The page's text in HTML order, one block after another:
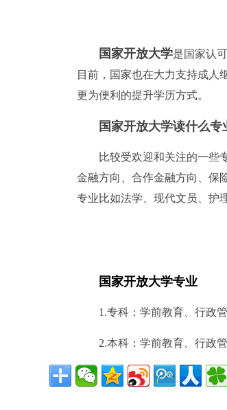
国家开放大学是国家认
目前，国家也在大力支持成人
更为便利的提升学历方式。
国家开放大学读什么专
比较受欢迎和关注的一些
金融方向、合作金融方向、保
专业比如法学、现代文员、护
国家开放大学专业
1.专科：学前教育、行政
2.本科：学前教育、行政